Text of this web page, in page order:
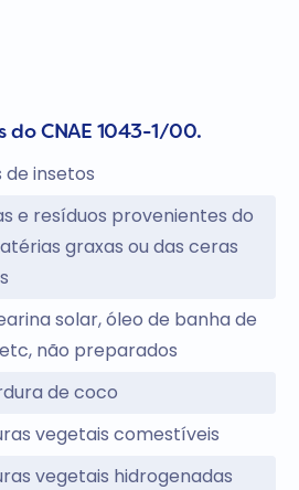
do CNAE 1043-1/00.
de insetos
e resíduos provenientes do
graxas ou das ceras
solar, óleo de banha de
não preparados
de coco
vegetais comestíveis
vegetais hidrogenadas